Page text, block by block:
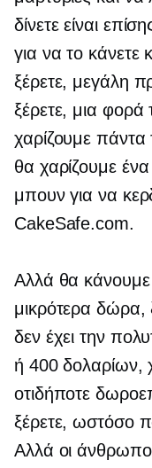
δίνετε είναι
για να το κάνετε
ξέρετε, μεγάλη
ξέρετε, μια
χαρίζουμε
θα χαρίζουμε
μπουν για να
CakeSafe.com.
Αλλά θα
μικρότερα δώρα,
δεν έχει την
ή 400 δολαρίων,
οτιδήποτε
ξέρετε, ωστόσο
Αλλά οι